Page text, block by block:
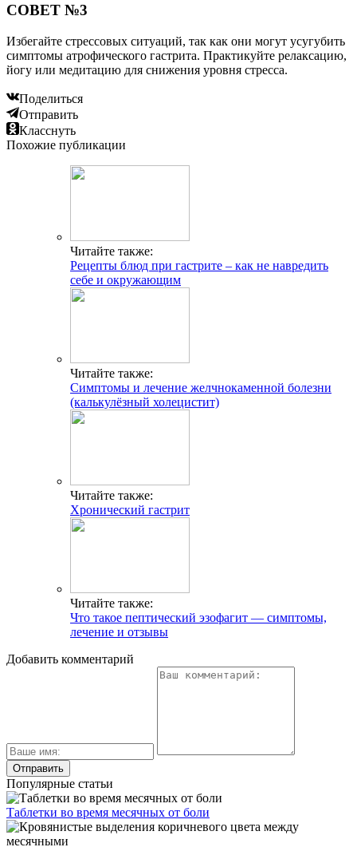
СОВЕТ №3
Избегайте стрессовых ситуаций, так как они могут усугубить
симптомы атрофического гастрита. Практикуйте релаксацию,
йогу или медитацию для снижения уровня стресса.
Поделиться
Отправить
Класснуть
Похожие публикации
Читайте также:
Рецепты блюд при гастрите – как не навредить
себе и окружающим
Читайте также:
Симптомы и лечение желчнокаменной болезни
(калькулёзный холецистит)
Читайте также:
Хронический гастрит
Читайте также:
Что такое пептический эзофагит — симптомы,
лечение и отзывы
Добавить комментарий
Популярные статьи
Таблетки во время месячных от боли